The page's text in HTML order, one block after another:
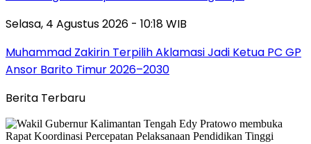
Selasa, 4 Agustus 2026 - 10:18 WIB
Muhammad Zakirin Terpilih Aklamasi Jadi Ketua PC GP
Ansor Barito Timur 2026–2030
Berita Terbaru